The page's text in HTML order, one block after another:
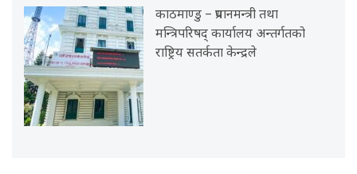
काठमाण्डु – प्रधानमन्त्री तथा
मन्त्रिपरिषद् कार्यालय अन्तर्गतको
राष्ट्रिय सतर्कता केन्द्रले